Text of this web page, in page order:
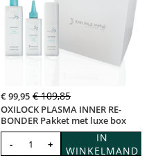
OXILOCK PLASMA INNER RE-
BONDER Pakket met luxe box
€99,95 €109,85
- +
IN
WINKELMAND